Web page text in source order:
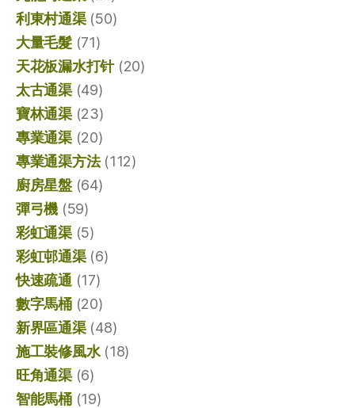
利東村通渠(50)
大量毛髮(71)
天花板漏水打针(20)
太古通渠(49)
寶林通渠(23)
專業通渠(20)
專業通渠方法(112)
廚房星盤(64)
彈弓機 (59)
彩虹通渠(5)
彩虹邨通渠(6)
快速疏通 (17)
數字馬桶(20)
新界區通渠(48)
施工裝修風水(18)
旺角通渠(6)
智能馬桶(19)